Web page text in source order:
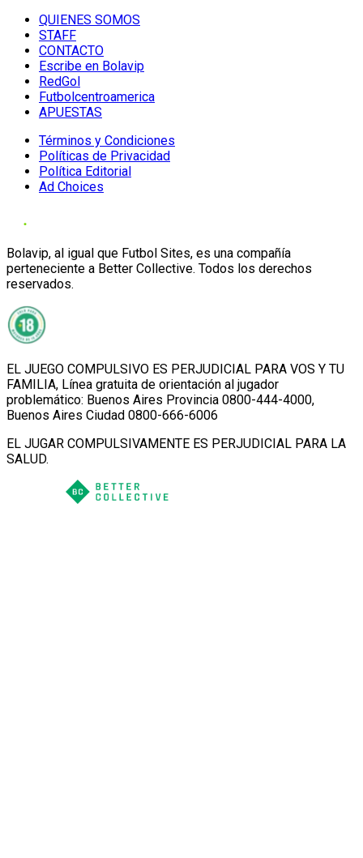
QUIENES SOMOS
STAFF
CONTACTO
Escribe en Bolavip
RedGol
Futbolcentroamerica
APUESTAS
Términos y Condiciones
Políticas de Privacidad
Política Editorial
Ad Choices
Bolavip, al igual que Futbol Sites, es una compañía
perteneciente a Better Collective. Todos los derechos
reservados.
EL JUEGO COMPULSIVO ES PERJUDICIAL PARA VOS Y TU
FAMILIA, Línea gratuita de orientación al jugador
problemático: Buenos Aires Provincia 0800-444-4000,
Buenos Aires Ciudad 0800-666-6006
EL JUGAR COMPULSIVAMENTE ES PERJUDICIAL PARA LA
SALUD.